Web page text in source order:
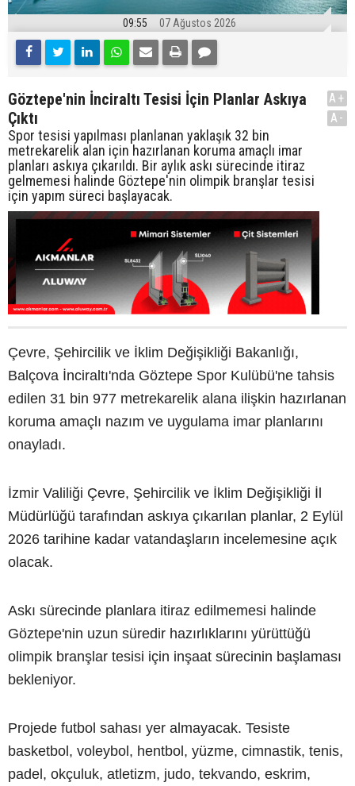
09:55 07 Ağustos 2026
Göztepe'nin İnciraltı Tesisi İçin Planlar Askıya
Çıktı
Spor tesisi yapılması planlanan yaklaşık 32 bin
metrekarelik alan için hazırlanan koruma amaçlı imar
planları askıya çıkarıldı. Bir aylık askı sürecinde itiraz
gelmemesi halinde Göztepe'nin olimpik branşlar tesisi
için yapım süreci başlayacak.
A+
A-
Çevre, Şehircilik ve İklim Değişikliği Bakanlığı,
Balçova İnciraltı'nda Göztepe Spor Kulübü'ne tahsis
edilen 31 bin 977 metrekarelik alana ilişkin hazırlanan
koruma amaçlı nazım ve uygulama imar planlarını
onayladı.
İzmir Valiliği Çevre, Şehircilik ve İklim Değişikliği İl
Müdürlüğü tarafından askıya çıkarılan planlar, 2 Eylül
2026 tarihine kadar vatandaşların incelemesine açık
olacak.
Askı sürecinde planlara itiraz edilmemesi halinde
Göztepe'nin uzun süredir hazırlıklarını yürüttüğü
olimpik branşlar tesisi için inşaat sürecinin başlaması
bekleniyor.
Projede futbol sahası yer almayacak. Tesiste
basketbol, voleybol, hentbol, yüzme, cimnastik, tenis,
padel, okçuluk, atletizm, judo, tekvando, eskrim,